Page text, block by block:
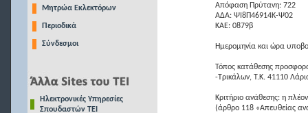
Μητρώα Εκλεκτόρων
Περιοδικά
Σύνδεσμοι
Ηλεκτρονικές Υπηρεσίες
Σπουδαστών ΤΕΙ
Απόφαση Πρύτανη: 722
ΑΔΑ: ΨΙ8Π46914Κ-Ψ02
ΚΑΕ: 0879β
Ημερομηνία και ώρα
Τόπος κατάθεσης
-Τρικάλων, Τ.Κ. 41110
Κριτήριο ανάθεσης: η
(άρθρο 118 «Απευθείας